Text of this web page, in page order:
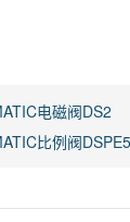
电磁阀DS2
比例阀